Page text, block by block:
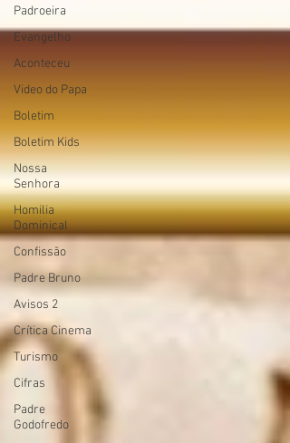
Padroeira
Evangelho
Aconteceu
Video do Papa
Boletim
Boletim Kids
Nossa
Senhora
Homilia
Dominical
Confissão
Padre Bruno
Avisos 2
Crítica Cinema
Turismo
Cifras
Padre
Godofredo